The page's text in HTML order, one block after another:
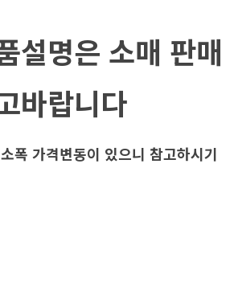
설명은 소매 판매
바랍니다
폭 가격변동이 있으니 참고하시기